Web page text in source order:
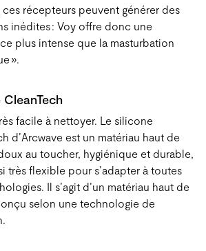
récepteurs peuvent générer des
inédites : Voy offre donc une
plus intense que la masturbation
».
CleanTech
facile à nettoyer. Le silicone
d’Arcwave est un matériau haut de
au toucher, hygiénique et durable,
très flexible pour s’adapter à toutes
Il s’agit d’un matériau haut de
selon une technologie de